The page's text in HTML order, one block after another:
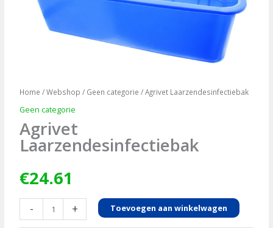
Home /Webshop / Geen categorie / Agrivet Laarzendesinfectiebak
Geen categorie
Agrivet
Laarzendesinfectiebak
€24.61
-
Laarzendesinfectiebak
+ Toevoegen aan winkelwagen